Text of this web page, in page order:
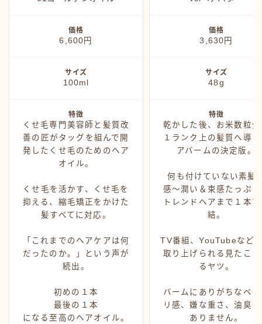
トリートメント
ヘアグッズ
価格
6,600円
サイズ
100ml
特徴
くせ毛専門美容師と髪質改
善の匠がタッグを組んで開
発したくせ毛のためのヘア
オイル。
くせ毛を活かす、くせ毛を
抑える、縮毛矯正をかけた
髪すべてに対応。
「これまでのヘアケアは何
だったのか。」という声が
続出。
初めの１本
最後の１本
になる至高のヘアオイル。
価格
3,630円
サイズ
48g
特徴
乾かした後、お米数粒
１ランク上の髪質へ導
アバームの決定版。
何も付けていない素髪
感〜潤い＆束感たっぷ
トレンドヘアまで１本
結。
TV番組、YouTubeなど
取り上げられる見たこ
るヤツ。
バームにありがちなベ
リ感、嫌な重さ、油臭
ありません。